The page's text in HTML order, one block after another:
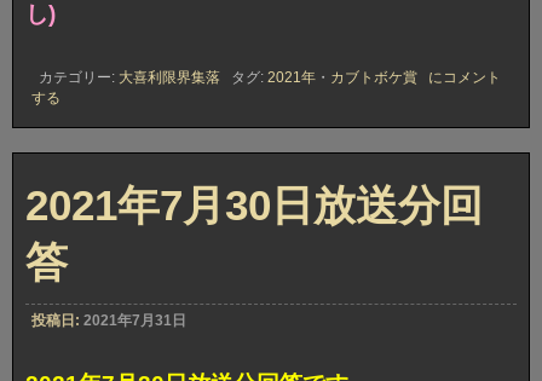
し)
カテゴリー: 大喜利限界集落 タグ: 2021年 ・ カブトボケ賞
2021
月
30
放
送
分
にコメント
する
2021年7月30日放送分回
答
投稿日: 2021年7月31日